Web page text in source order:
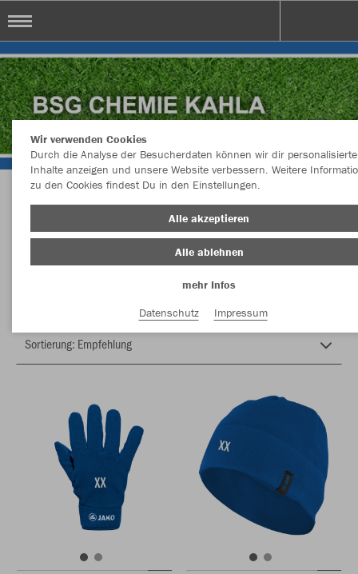
BSG Chemie Kahla
Wir verwenden Cookies
Durch die Analyse der Besucherdaten können wir dir personalisierte
Inhalte anzeigen und unsere Website verbessern. Weitere
zu den Cookies findest Du in den Einstellungen.
Alle akzeptieren
Alle ablehnen
mehr Infos
Datenschutz
Impressum